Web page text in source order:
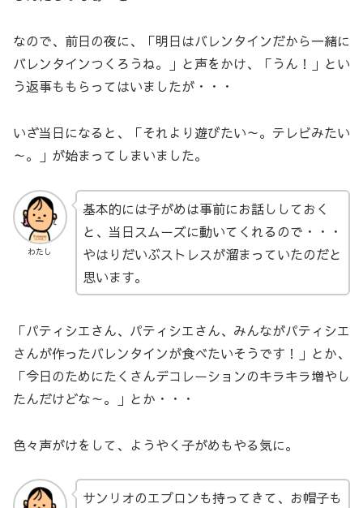
なので、前日の夜に、「明日はバレンタインだから一緒に
バレンタインつくろうね。」と声をかけ、「うん！」とい
う返事ももらってはいましたが・・・
いざ当日になると、「それより遊びたい～。テレビみたい
～。」が始まってしまいました。
わたし
基本的には子がめは事前にお話ししておく
と、当日スムーズに動いてくれるので・・・
やはりだいぶストレスが溜まっていたのだと
思います。
「パティシエさん、パティシエさん、みんながパティシエ
さんが作ったバレンタインが食べたいそうです！」とか、
「今日のためにたくさんデコレーションのキラキラ増やし
たんだけどな～。」とか・・・
色々声がけをして、ようやく子がめもやる気に。
サンリオのエプロンも持ってきて、お帽子も